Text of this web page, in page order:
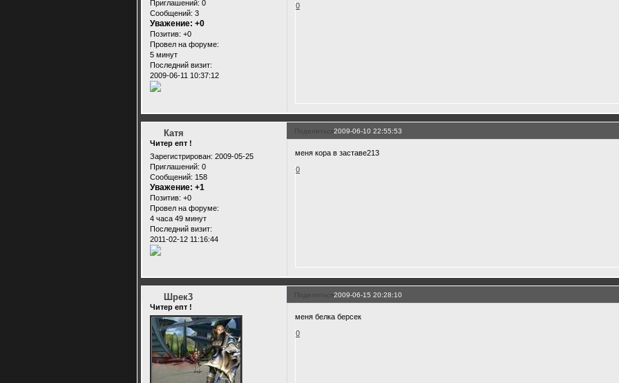
Приглашений: 0
Сообщений: 3
Уважение: +0
Позитив: +0
Провел на форуме:
5 минут
Последний визит:
2009-06-11 10:37:12
0
Поделиться2009-06-10 22:55:53
Катя
Читер епт !
Зарегистрирован: 2009-05-25
Приглашений: 0
Сообщений: 158
Уважение: +1
Позитив: +0
Провел на форуме:
4 часа 49 минут
Последний визит:
2011-02-12 11:16:44
меня кора в заставе213
0
Поделиться2009-06-15 20:28:10
Шрек3
Читер епт !
меня белка берсек
0